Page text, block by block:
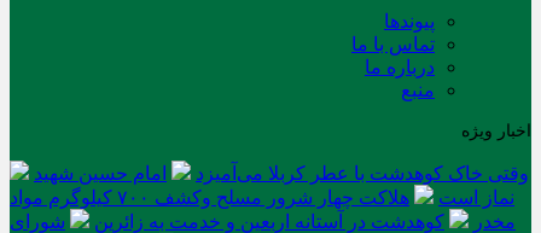
پیوندها
تماس با ما
درباره ما
منبع
اخبار ویژه
وقتی خاک کوهدشت با عطر کربلا می‌آمیزد
امام حسین شهید
نماز است
هلاکت چهار شرور مسلح وکشف ۷۰۰ کیلوگرم مواد
مخدر
کوهدشت در آستانه اربعین و خدمت‌ به زائرین
شورای